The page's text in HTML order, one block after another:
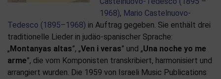
1968), Mario Castelnuovo-
Tedesco (1895–1968) in Auftrag gegeben. Sie enthält drei
traditionelle Lieder in judäo-spanischer Sprache:
„ Montanyas altas”, „Ven i veras” und „Una noche yo me
arme”, die vom Komponisten transkribiert, harmonisiert und
arrangiert wurden. Die 1959 von Israeli Music Publications